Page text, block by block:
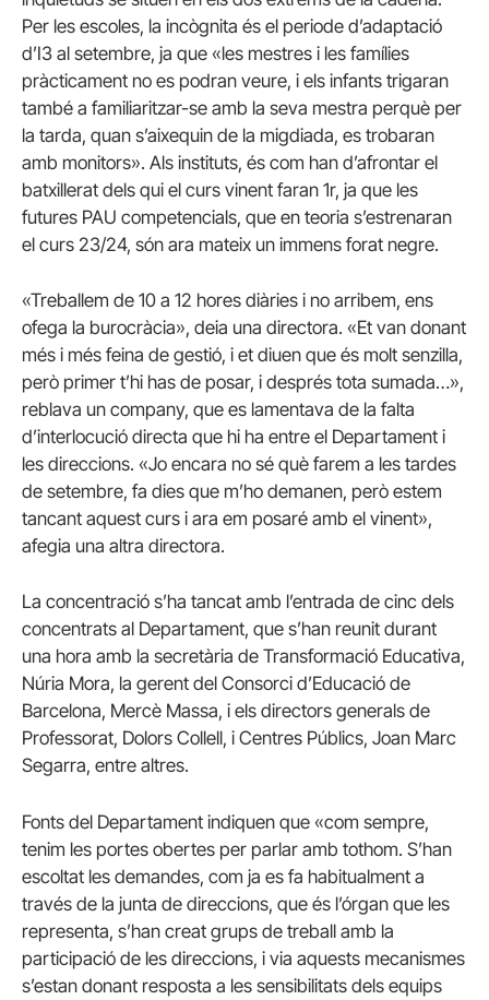
Per les escoles, la incògnita és el periode d’adaptació
d’I3 al setembre, ja que «les mestres i les famílies
pràcticament no es podran veure, i els infants trigaran
també a familiaritzar-se amb la seva mestra perquè per
la tarda, quan s’aixequin de la migdiada, es trobaran
amb monitors». Als instituts, és com han d’afrontar el
batxillerat dels qui el curs vinent faran 1r, ja que les
futures PAU competencials, que en teoria s’estrenaran
el curs 23/24, són ara mateix un immens forat negre.
«Treballem de 10 a 12 hores diàries i no arribem, ens
ofega la burocràcia», deia una directora. «Et van donant
més i més feina de gestió, i et diuen que és molt senzilla,
però primer t’hi has de posar, i després tota sumada…»,
reblava un company, que es lamentava de la falta
d’interlocució directa que hi ha entre el Departament i
les direccions. «Jo encara no sé què farem a les tardes
de setembre, fa dies que m’ho demanen, però estem
tancant aquest curs i ara em posaré amb el vinent»,
afegia una altra directora.
La concentració s’ha tancat amb l’entrada de cinc dels
concentrats al Departament, que s’han reunit durant
una hora amb la secretària de Transformació Educativa,
Núria Mora, la gerent del Consorci d’Educació de
Barcelona, Mercè Massa, i els directors generals de
Professorat, Dolors Collell, i Centres Públics, Joan Marc
Segarra, entre altres.
Fonts del Departament indiquen que «com sempre,
tenim les portes obertes per parlar amb tothom. S’han
escoltat les demandes, com ja es fa habitualment a
través de la junta de direccions, que és l’órgan que les
representa, s’han creat grups de treball amb la
participació de les direccions, i via aquests mecanismes
s’estan donant resposta a les sensibilitats dels equips